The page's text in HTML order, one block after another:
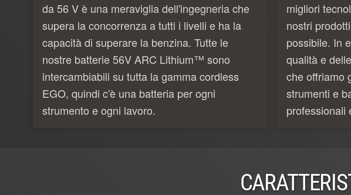
da 56 V è una meraviglia dell'ingegneria che
supera la concorrenza a tutti i livelli e ha la
capacità di superare la benzina. Tutte le
nostre batterie 56V ARC Lithium™ sono
intercambiabili su tutta la gamma cordless
EGO, quindi c'è una batteria per ogni
strumento e ogni lavoro.
migliori
nostri
possibile. In
qualità e
che offriamo
strumenti e
professionali